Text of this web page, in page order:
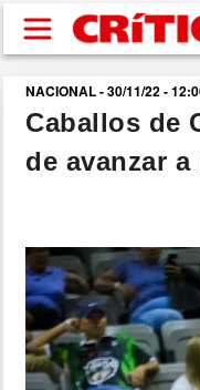
Pasar al contenido
buscar
SUCESOS
POLÍTICA
SHOW
NACIONAL - 30/11/22 -
Caballos de
de avanzar a